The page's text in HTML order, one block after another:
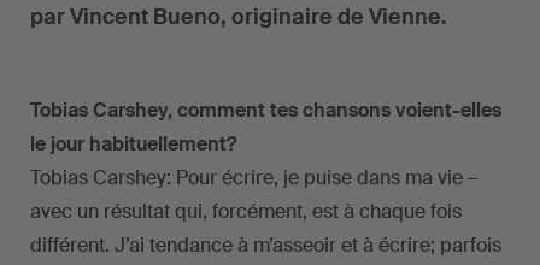
par Vincent Bueno, originaire de Vienne.
Tobias Carshey, comment tes chansons voient-elles
le jour habituellement?
Tobias Carshey: Pour écrire, je puise dans ma vie –
avec un résultat qui, forcément, est à chaque fois
différent. J’ai tendance à m’asseoir et à écrire; parfois